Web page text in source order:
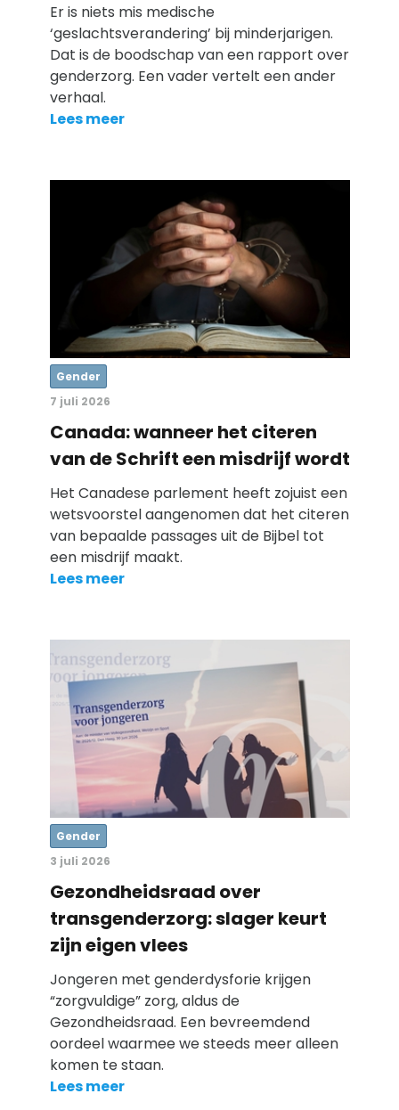
Er is niets mis medische
‘geslachtsverandering’ bij minderjarigen.
Dat is de boodschap van een rapport over
genderzorg. Een vader vertelt een ander
verhaal.
Lees meer
Gender
7 juli 2026
Canada: wanneer het citeren
van de Schrift een misdrijf wordt
Het Canadese parlement heeft zojuist een
wetsvoorstel aangenomen dat het citeren
van bepaalde passages uit de Bijbel tot
een misdrijf maakt.
Lees meer
Gender
3 juli 2026
Gezondheidsraad over
transgenderzorg: slager keurt
zijn eigen vlees
Jongeren met genderdysforie krijgen
“zorgvuldige” zorg, aldus de
Gezondheidsraad. Een bevreemdend
oordeel waarmee we steeds meer alleen
komen te staan.
Lees meer